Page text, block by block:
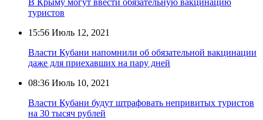
туристов
15:56 Июль 12, 2021
Власти Кубани напомнили об обязательной вакцинации
даже для приехавших на пару дней
08:36 Июль 10, 2021
Власти Кубани будут штрафовать непривитых туристов
на 30 тысяч рублей